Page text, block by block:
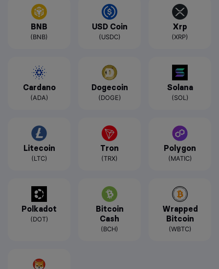
BNB
(BNB)
USD Coin
(USDC)
Xrp
(XRP)
Cardano
(ADA)
Dogecoin
(DOGE)
Solana
(SOL)
Litecoin
(LTC)
Tron
(TRX)
Polygon
(MATIC)
Polkadot
(DOT)
Bitcoin
Cash
(BCH)
Wrapped
Bitcoin
(WBTC)